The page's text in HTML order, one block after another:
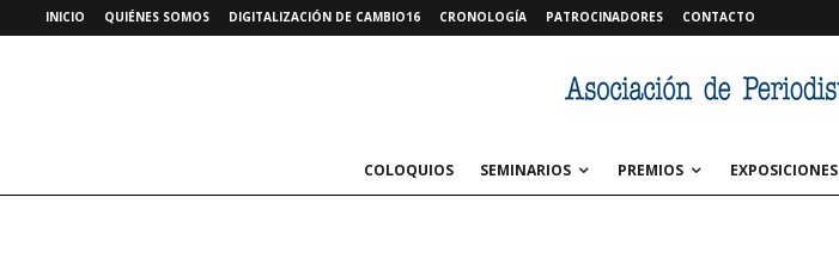
INICIO QUIÉNES SOMOS DIGITALIZACIÓN DE CAMBIO16 CRONOLOGÍA PATROCINADORES CONTACTO
COLOQUIOS SEMINARIOS PREMIOS EXPOSICIONES